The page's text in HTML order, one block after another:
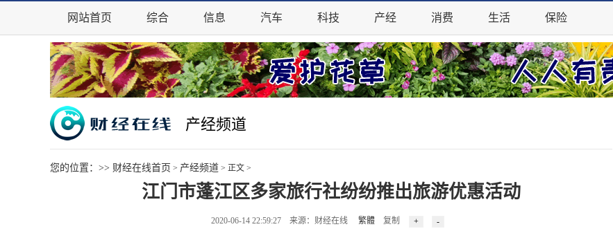
网站首页 综合 信息 汽车 科技 产经 消费 生活 保险
产经频道
您的位置：>> 财经在线首页 > 产经频道 > 正文 >
江门市蓬江区多家旅行社纷纷推出旅游优惠活动
2020-06-14 22:59:27 来源：财经在线 繁體 复制